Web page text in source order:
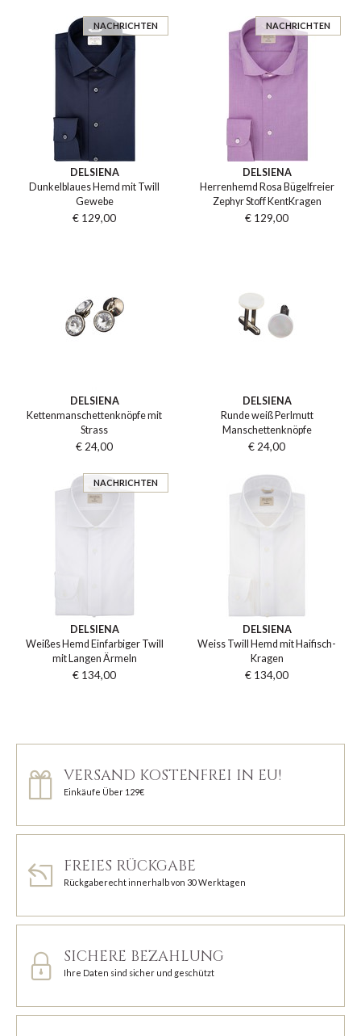
NACHRICHTEN
DELSIENA
Dunkelblaues Hemd mit Twill
Gewebe
€ 129,00
NACHRICHTEN
DELSIENA
Herrenhemd Rosa Bügelfreier
Zephyr Stoff KentKragen
€ 129,00
DELSIENA
Kettenmanschettenknöpfe mit
Strass
€ 24,00
DELSIENA
Runde weiß Perlmutt
Manschettenknöpfe
€ 24,00
NACHRICHTEN
DELSIENA
Weißes Hemd Einfarbiger Twill
mit Langen Ärmeln
€ 134,00
DELSIENA
Weiss Twill Hemd mit Haifisch-
Kragen
€ 134,00
VERSAND KOSTENFREI IN EU!
Einkäufe Über 129€
FREIES RÜCKGABE
Rückgaberecht innerhalb von 30 Werktagen
SICHERE BEZAHLUNG
Ihre Daten sind sicher und geschützt